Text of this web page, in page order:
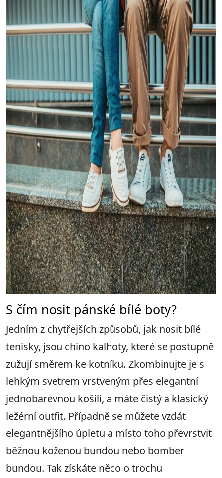
S čím nosit pánské bílé boty?
Jedním z chytřejších způsobů, jak nosit bílé
tenisky, jsou chino kalhoty, které se postupně
zužují směrem ke kotníku. Zkombinujte je s
lehkým svetrem vrstveným přes elegantní
jednobarevnou košili, a máte čistý a klasický
ležérní outfit. Případně se můžete vzdát
elegantnějšího úpletu a místo toho převrstvit
běžnou koženou bundou nebo bomber
bundou. Tak získáte něco o trochu